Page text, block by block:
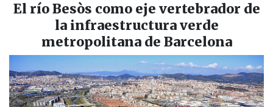
El río Besòs como eje vertebrador de
la infraestructura verde
metropolitana de Barcelona